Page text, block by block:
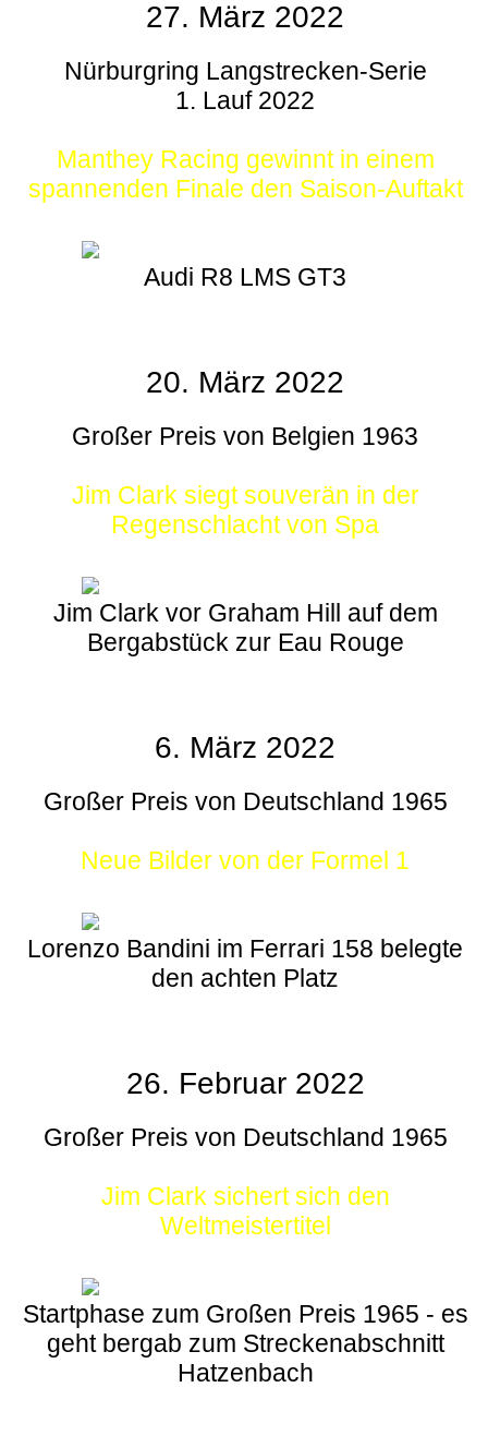
27. März 2022
Nürburgring Langstrecken-Serie
1. Lauf 2022
Manthey Racing gewinnt in einem
spannenden Finale den Saison-Auftakt
Audi R8 LMS GT3
20. März 2022
Großer Preis von Belgien 1963
Jim Clark siegt souverän in der
Regenschlacht von Spa
Jim Clark vor Graham Hill auf dem
Bergabstück zur Eau Rouge
6. März 2022
Großer Preis von Deutschland 1965
Neue Bilder von der Formel 1
Lorenzo Bandini im Ferrari 158 belegte
den achten Platz
26. Februar 2022
Großer Preis von Deutschland 1965
Jim Clark sichert sich den
Weltmeistertitel
Startphase zum Großen Preis 1965 - es
geht bergab zum Streckenabschnitt
Hatzenbach